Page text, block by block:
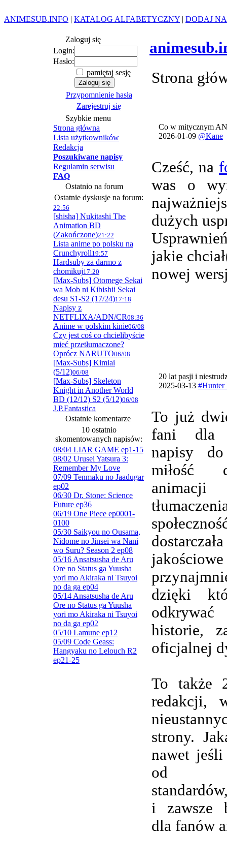
ANIMESUB.INFO | KATALOG ALFABETYCZNY | DODAJ
Zaloguj się
Login:
Hasło:
pamiętaj sesję
Przypomnienie hasła
Zarejestruj się
Szybkie menu
Strona główna
Lista użytkowników
Redakcja
Poszukiwane napisy
Regulamin serwisu
FAQ
Ostatnio na forum
Ostatnie dyskusje na forum:
22:56
[shisha] Nukitashi The
Animation BD
(Zakończone)21:22
Lista anime po polsku na
Crunchyroll19:57
Hardsuby za darmo z
chomikuj17:20
[Max-Subs] Otomege Sekai
wa Mob ni Kibishii Sekai
desu S1-S2 (17/24)17:18
Napisy z
NETFLIXA/ADN/CR08:36
Anime w polskim kinie06/08
Czy jest coś co chcielibyście
mieć przetłumaczone?
Oprócz NARUTO06/08
[Max-Subs] Kimiai
(5/12)06/08
[Max-Subs] Skeleton
Knight in Another World
BD (12/12) S2 (5/12)06/08
J.P.Fantastica
Ostatnie komentarze
10 ostatnio
skomentowanych napisów:
08/04 LIAR GAME ep1-15
08/02 Urusei Yatsura 3:
Remember My Love
07/09 Tenmaku no Jaadugar
ep02
06/30 Dr. Stone: Science
Future ep36
06/19 One Piece ep0001-
0100
05/30 Saikyou no Ousama,
Nidome no Jinsei wa Nani
wo Suru? Season 2 ep08
05/16 Ansatsusha de Aru
Ore no Status ga Yuusha
yori mo Akiraka ni Tsuyoi
no da ga ep04
05/14 Ansatsusha de Aru
Ore no Status ga Yuusha
yori mo Akiraka ni Tsuyoi
no da ga ep02
05/10 Lamune ep12
05/09 Code Geass:
Hangyaku no Lelouch R2
ep21-25
Strona
Co w mitycznym
2026-01-09 @Kane
Cześć, na
was o
dużych
jakie
nowej
20 lat pasji i
2025-03-13
To już
fani dla
napisy
miłość
dzięki
historie,
oficjalnej
To także
redakcji,
strony.
nawet
od
i zawsze
dla fanów